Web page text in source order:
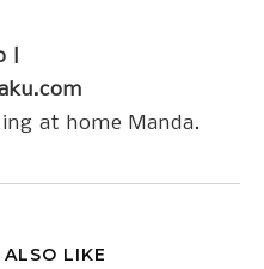
at home Manda.
LIKE